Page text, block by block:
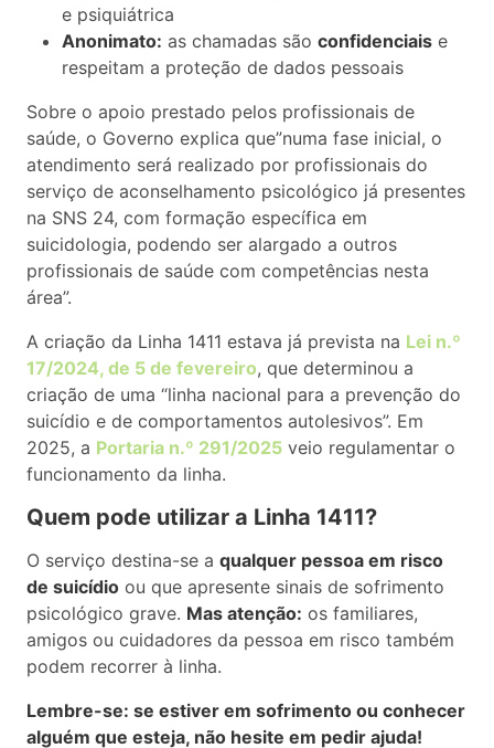
e psiquiátrica
Anonimato: as chamadas são confidenciais e
respeitam a proteção de dados pessoais
Sobre o apoio prestado pelos profissionais de
saúde, o Governo explica que”numa fase inicial, o
atendimento será realizado por profissionais do
serviço de aconselhamento psicológico já presentes
na SNS 24, com formação específica em
suicidologia, podendo ser alargado a outros
profissionais de saúde com competências nesta
área”.
A criação da Linha 1411 estava já prevista na Lei n.º
17/2024, de 5 de fevereiro, que determinou a
criação de uma “linha nacional para a prevenção do
suicídio e de comportamentos autolesivos”. Em
2025, a Portaria n.º 291/2025 veio regulamentar o
funcionamento da linha.
Quem pode utilizar a Linha 1411?
O serviço destina-se a qualquer pessoa em risco
de suicídio ou que apresente sinais de sofrimento
psicológico grave. Mas atenção: os familiares,
amigos ou cuidadores da pessoa em risco também
podem recorrer à linha.
Lembre-se: se estiver em sofrimento ou conhecer
alguém que esteja, não hesite em pedir ajuda!